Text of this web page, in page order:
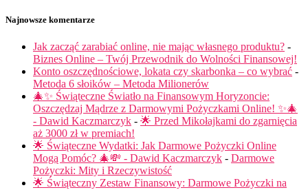
Najnowsze komentarze
Jak zacząć zarabiać online, nie mając własnego produktu? -
Biznes Online – Twój Przewodnik do Wolności Finansowej!
Konto oszczędnościowe, lokata czy skarbonka – co wybrać -
Metoda 6 słoików – Metoda Milionerów
🎄✨ Świąteczne Światło na Finansowym Horyzoncie:
Oszczędzaj Mądrze z Darmowymi Pożyczkami Online! ✨🎄
- Dawid Kaczmarczyk - 🌟 Przed Mikołajkami do zgarnięcia
aż 3000 zł w premiach!
🌟 Świąteczne Wydatki: Jak Darmowe Pożyczki Online
Mogą Pomóc? 🎄💸 - Dawid Kaczmarczyk - Darmowe
Pożyczki: Mity i Rzeczywistość
🌟 Świąteczny Zestaw Finansowy: Darmowe Pożyczki na